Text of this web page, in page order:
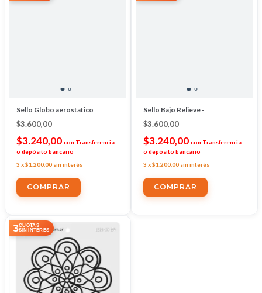
Sello Globo aerostatico
$3.600,00
$3.240,00 con Transferencia
o depósito bancario
3 x$1.200,00 sin interés
Sello Bajo Relieve -
$3.600,00
$3.240,00 con Transferencia
o depósito bancario
3 x$1.200,00 sin interés
3CUOTAS
SIN INTERÉS